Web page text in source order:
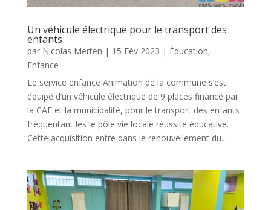
Un véhicule électrique pour le transport des
enfants
par Nicolas Merten | 15 Fév 2023 | Éducation,
Enfance
Le service enfance Animation de la commune s’est
équipé d’un véhicule électrique de 9 places financé par
la CAF et la municipalité, pour le transport des enfants
fréquentant les le pôle vie locale réussite éducative.
Cette acquisition entre dans le renouvellement du...